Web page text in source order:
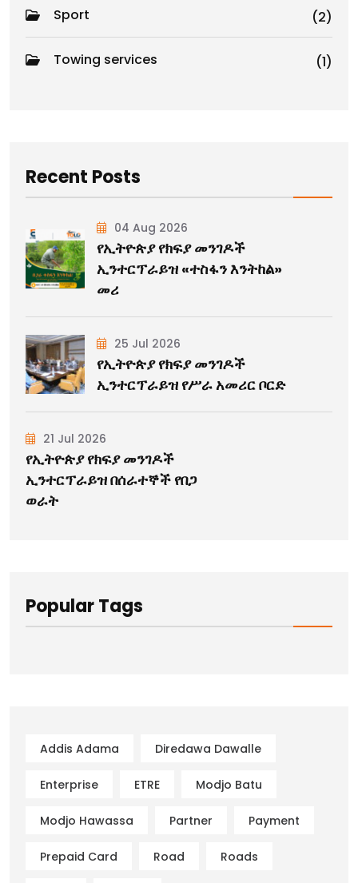
Sport (2)
Towing services (1)
Recent Posts
04 Aug 2026
የኢትዮጵያ የክፍያ መንገዶች
ኢንተርፕራይዝ «ተስፋን እንትከል»
መሪ
25 Jul 2026
የኢትዮጵያ የክፍያ መንገዶች
ኢንተርፕራይዝ የሥራ አመሪር ቦርድ
21 Jul 2026
የኢትዮጵያ የክፍያ መንገዶች
ኢንተርፕራይዝ በሰራተኞች የበጋ
ወራት
Popular Tags
Addis Adama Diredawa Dawalle
Enterprise ETRE Modjo Batu
Modjo Hawassa Partner Payment
Prepaid Card Road Roads